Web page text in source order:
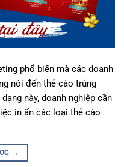
phổ biến mà các doanh
nói đến thẻ cào trúng
này, doanh nghiệp cần
in ấn các loại thẻ cào
→